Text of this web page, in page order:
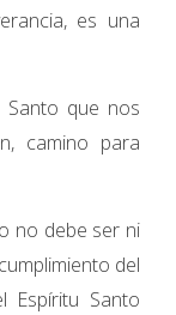
es una
Santo que nos
camino para
no debe ser ni
del
Santo